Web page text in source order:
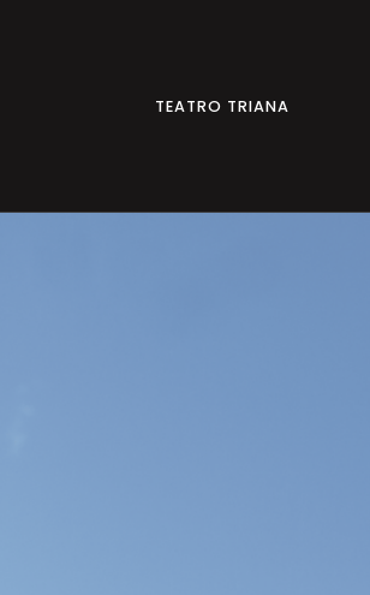
TEATRO TRIANA